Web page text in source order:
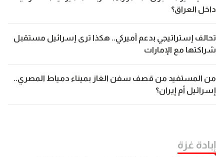
داخل العراق؟
تحالف إستراتيجي بدعم أميركي.. هكذا ترى إسرائيل مستقبل
شراكتها مع الإمارات
من المستفيد من قصف سفن الغاز بميناء دمياط المصري..
إسرائيل أم إيران؟
إبادة غزة